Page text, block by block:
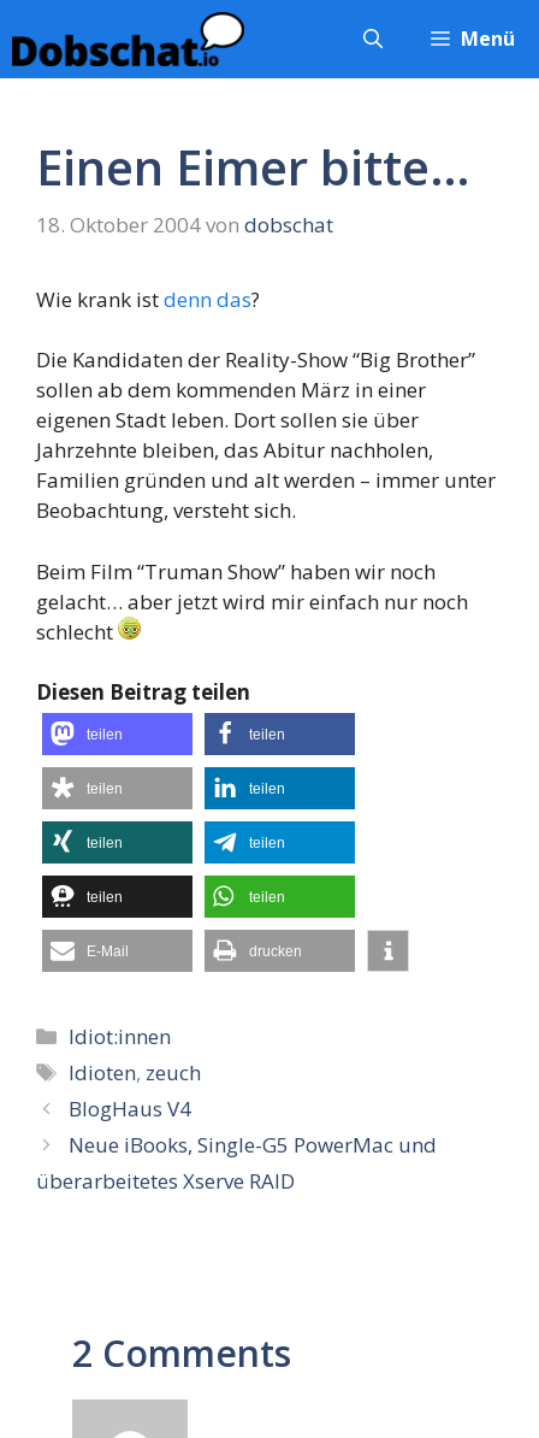
Inhalt
springen
Menü
Einen Eimer bitte…
18. Oktober 2004von dobschat
Wie krank istdenn das?
Die Kandidaten der Reality-Show “Big Brother”
sollen ab dem kommenden März in einer
eigenen Stadt leben. Dort sollen sie über
Jahrzehnte bleiben, das Abitur nachholen,
Familien gründen und alt werden – immer unter
Beobachtung, versteht sich.
Beim Film “Truman Show” haben wir noch
gelacht… aber jetzt wird mir einfach nur noch
schlecht
Diesen Beitrag teilen
teilen teilen
teilen teilen
teilen teilen
teilen teilen
E-Mail drucken
Kategorien
Idiot:innen
Schlagwörter
Idioten, zeuch
BlogHaus V4
Neue iBooks, Single-G5 PowerMac und
überarbeitetes Xserve RAID
2 Comments